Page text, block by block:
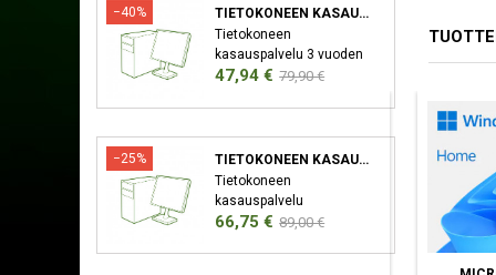
−40%
TIETOKONEEN KASAUSPALVELU
Tietokoneen
kasauspalvelu 3 vuoden
takuu XMP/EXPO
Hinta
47,94 € Normaali
79,90 €
−25%
TIETOKONEEN KASAUSPALVELU SEKÄ KÄYTTÖJÄRJESTELMÄN ASENNUS
Tietokoneen
kasauspalvelu
Käyttöjärjestelmän
Hinta
66,75 € Normaali
89,00 €